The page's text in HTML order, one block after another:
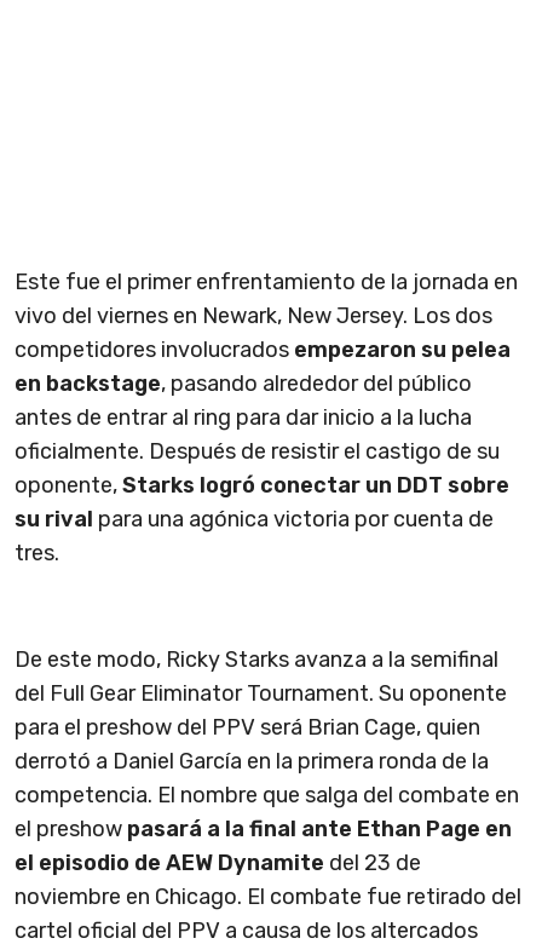
Este fue el primer enfrentamiento de la jornada en
vivo del viernes en Newark, New Jersey. Los dos
competidores involucrados empezaron su pelea
en backstage, pasando alrededor del público
antes de entrar al ring para dar inicio a la lucha
oficialmente. Después de resistir el castigo de su
oponente,Starks logró conectar un DDT sobre
su rival para una agónica victoria por cuenta de
tres.
De este modo, Ricky Starks avanza a la semifinal
del Full Gear Eliminator Tournament. Su oponente
para el preshow del PPV será Brian Cage, quien
derrotó a Daniel García en la primera ronda de la
competencia. El nombre que salga del combate en
el preshow pasará a la final ante Ethan Page en
el episodio de AEW Dynamite del 23 de
noviembre en Chicago. El combate fue retirado del
cartel oficial del PPV a causa de los altercados